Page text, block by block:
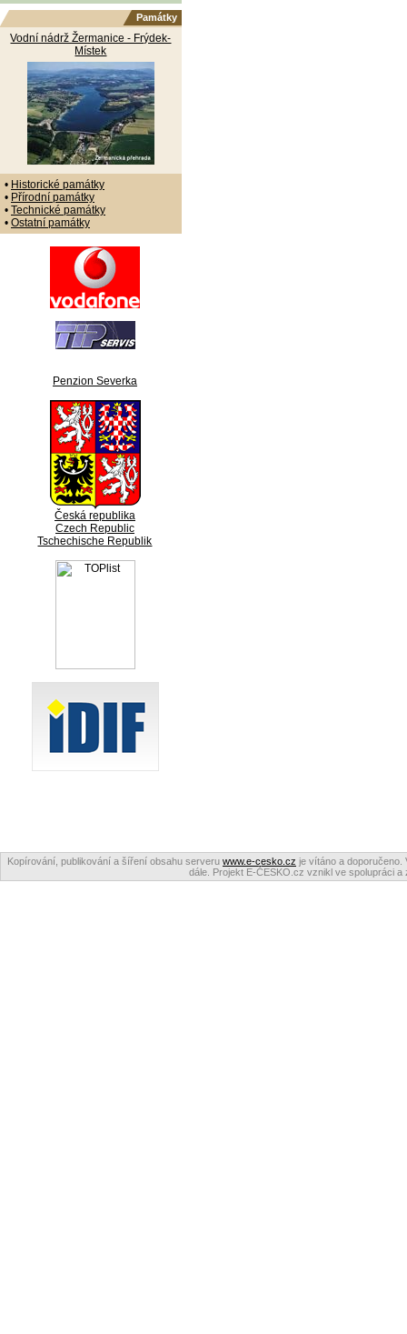
Památky
Vodní nádrž Žermanice - Frýdek-
Místek
• Historické památky
• Přírodní památky
• Technické památky
• Ostatní památky
Penzion Severka
Česká republika
Czech Republic
Tschechische Republik
Kopírování, publikování a šíření obsahu serveru www.e-cesko.cz je vítáno a doporučeno.
dále. Projekt E-ČESKO.cz vznikl ve spolupráci